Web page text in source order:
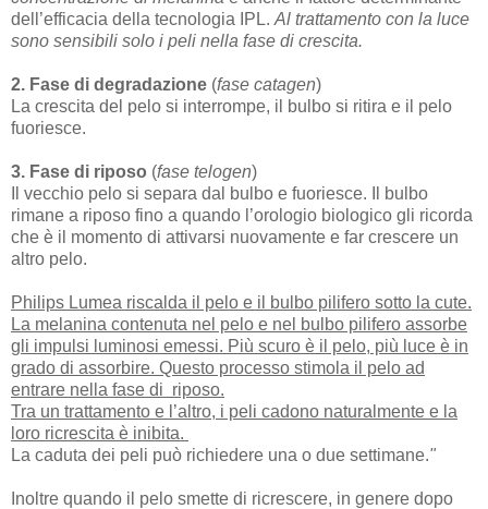
dell’efficacia della tecnologia IPL. Al trattamento con la luce
sono sensibili solo i peli nella fase di crescita.
2. Fase di degradazione (fase catagen)
La crescita del pelo si interrompe, il bulbo si ritira e il pelo
fuoriesce.
3. Fase di riposo (fase telogen)
Il vecchio pelo si separa dal bulbo e fuoriesce. Il bulbo
rimane a riposo fino a quando l’orologio biologico gli ricorda
che è il momento di attivarsi nuovamente e far crescere un
altro pelo.
Philips Lumea riscalda il pelo e il bulbo pilifero sotto la cute.
La melanina contenuta nel pelo e nel bulbo pilifero assorbe
gli impulsi luminosi emessi. Più scuro è il pelo, più luce è in
grado di assorbire. Questo processo stimola il pelo ad
entrare nella fase di riposo.
Tra un trattamento e l’altro, i peli cadono naturalmente e la
loro ricrescita è inibita.
La caduta dei peli può richiedere una o due settimane."
Inoltre quando il pelo smette di ricrescere, in genere dopo